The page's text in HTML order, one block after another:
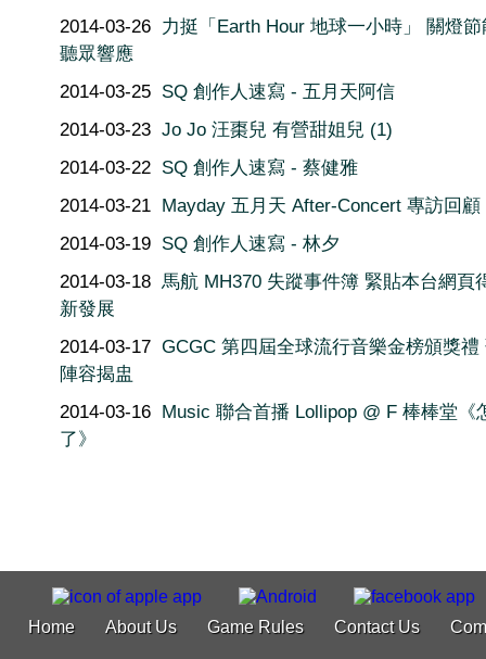
2014-03-26 力挺「Earth Hour 地球一小時」 關燈
聽眾響應
2014-03-25 SQ 創作人速寫 - 五月天阿信
2014-03-23 Jo Jo 汪棗兒 有營甜姐兒 (1)
2014-03-22 SQ 創作人速寫 - 蔡健雅
2014-03-21 Mayday 五月天 After-Concert 專訪回顧
2014-03-19 SQ 創作人速寫 - 林夕
2014-03-18 馬航 MH370 失蹤事件簿 緊貼本台網頁
新發展
2014-03-17 GCGC 第四屆全球流行音樂金榜頒獎禮
陣容揭盅
2014-03-16 Music 聯合首播 Lollipop @ F 棒棒堂《
了》
Home About Us Game Rules Contact Us